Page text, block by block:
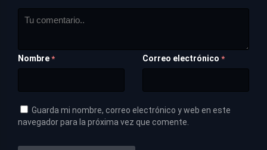
Nombre * Correo electrónico *
Guarda mi nombre, correo electrónico y web en este
navegador para la próxima vez que comente.